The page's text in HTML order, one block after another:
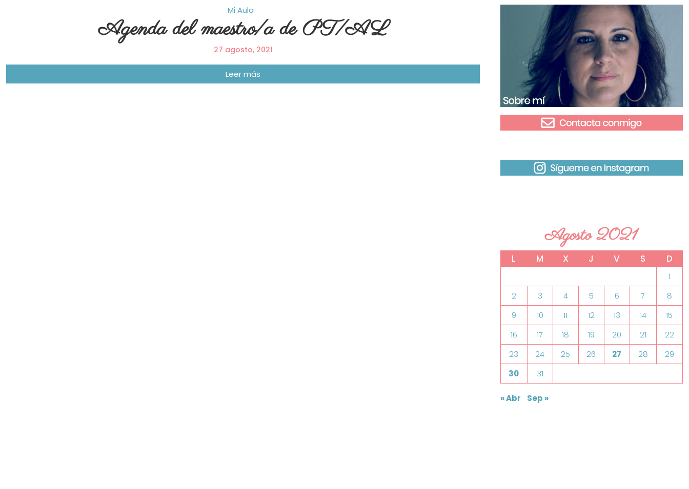
Mi Aula
Agenda del maestro/a de PT/AL
27 agosto, 2021
Agosto 2021
L M X J V S D
1
2
3 4 5 6 7
8
9
10 11 12 13 14
15
16
17 18 19 20 21
22
23
24 25 26 27 28
29
30
31
« Abr Sep »